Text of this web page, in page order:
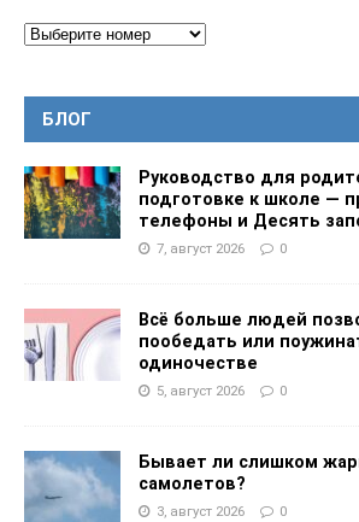
БЛОГ
Руководство для
подготовке к школе —
телефоны и Десять
7, август 2026 0
Всё больше людей
пообедать или
одиночестве
5, август 2026 0
Бывает ли слишком
самолетов?
3, август 2026 0